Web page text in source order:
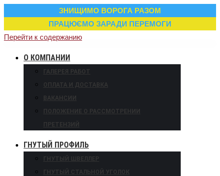
ЗНИЩИМО ВОРОГА РАЗОМ
ПРАЦЮЄМО ЗАРАДИ ПЕРЕМОГИ
Перейти к содержанию
О КОМПАНИИ
ГАЛЕРЕЯ РАБОТ
ОПЛАТА И ДОСТАВКА
ВАКАНСИИ
ПОЛОЖЕНИЕ О РАССМОТРЕНИИ
ПРЕТЕНЗИЙ
ГНУТЫЙ ПРОФИЛЬ
ГНУТЫЙ ШВЕЛЛЕР
ГНУТЫЙ СТАЛЬНОЙ УГОЛОК